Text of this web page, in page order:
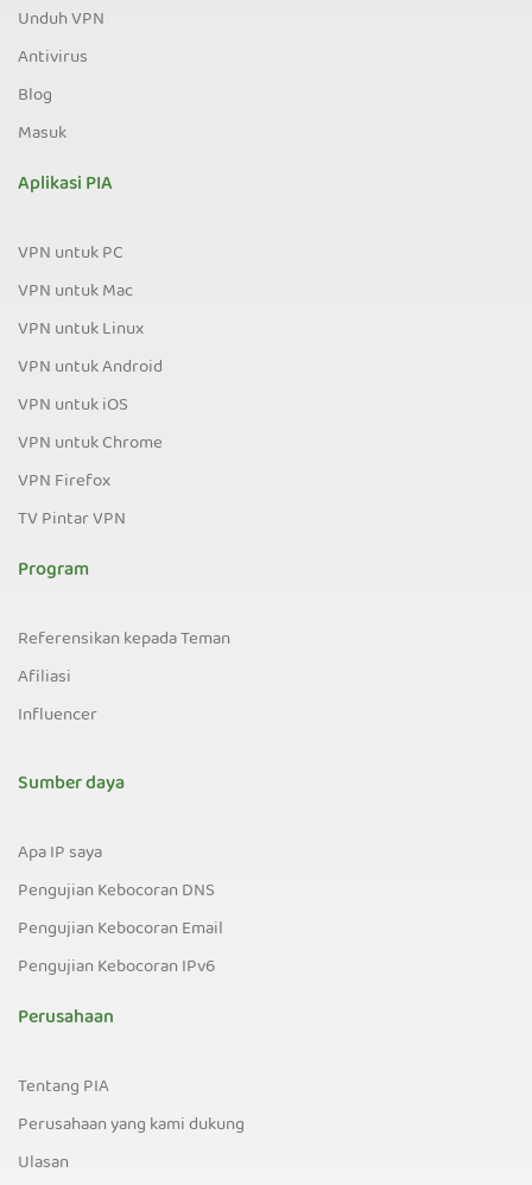
Unduh VPN
Antivirus
Blog
Masuk
Aplikasi PIA
VPN untuk PC
VPN untuk Mac
VPN untuk Linux
VPN untuk Android
VPN untuk iOS
VPN untuk Chrome
VPN Firefox
TV Pintar VPN
Program
Referensikan kepada Teman
Afiliasi
Influencer
Sumber daya
Apa IP saya
Pengujian Kebocoran DNS
Pengujian Kebocoran Email
Pengujian Kebocoran IPv6
Perusahaan
Tentang PIA
Perusahaan yang kami dukung
Ulasan